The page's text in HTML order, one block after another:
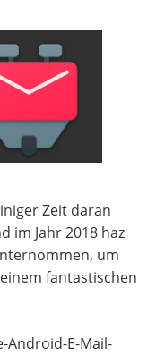
Zeit daran
im Jahr 2018 haz
um
fantastischen
Android-E-Mail-